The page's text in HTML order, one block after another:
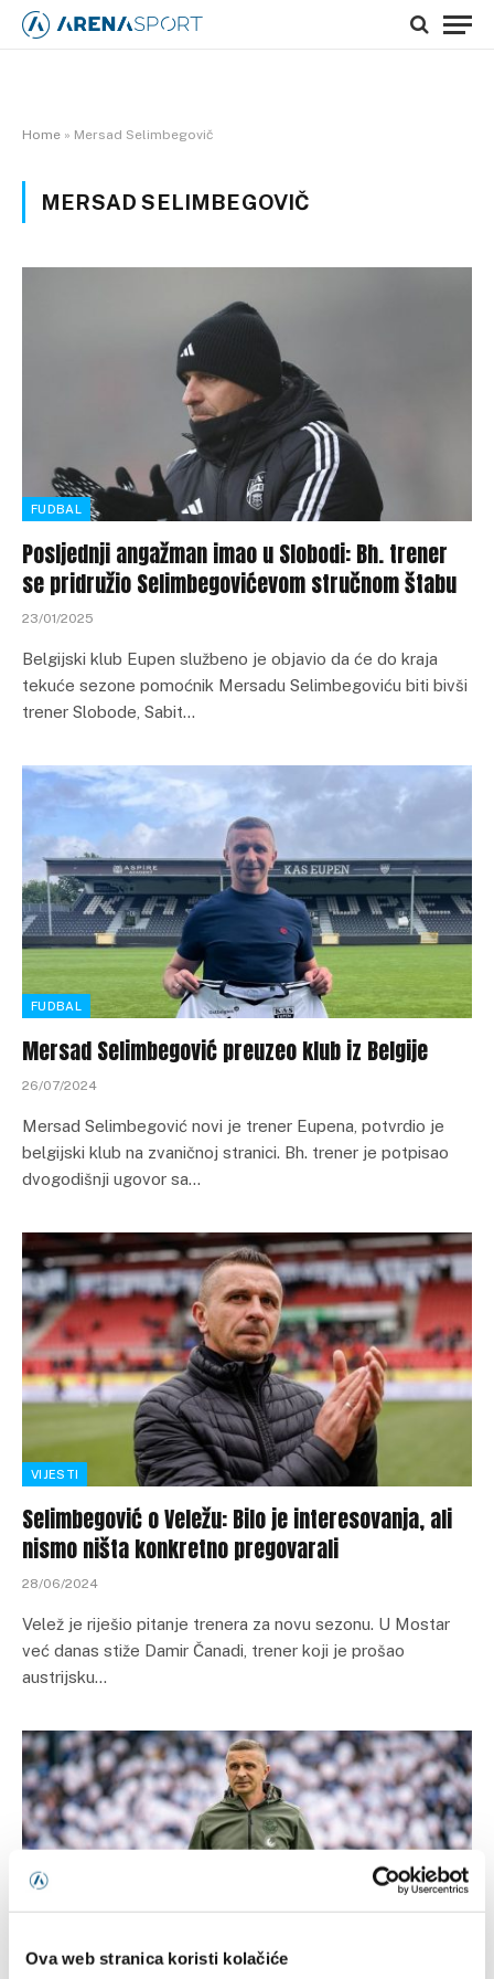
Ova web stranica koristi kolačiće
Home » Mersad Selimbegovič
MERSAD SELIMBEGOVIČ
FUDBAL
Posljednji angažman imao u Slobodi: Bh. trener
se pridružio Selimbegovićevom stručnom štabu
23/01/2025
Belgijski klub Eupen službeno je objavio da će do kraja
tekuće sezone pomoćnik Mersadu Selimbegoviću biti bivši
trener Slobode, Sabit…
FUDBAL
Mersad Selimbegović preuzeo klub iz Belgije
26/07/2024
Mersad Selimbegović novi je trener Eupena, potvrdio je
belgijski klub na zvaničnoj stranici. Bh. trener je potpisao
dvogodišnji ugovor sa…
VIJESTI
Selimbegović o Veležu: Bilo je interesovanja, ali
nismo ništa konkretno pregovarali
28/06/2024
Velež je riješio pitanje trenera za novu sezonu. U Mostar
već danas stiže Damir Čanadi, trener koji je prošao
austrijsku…